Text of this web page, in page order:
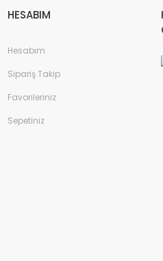
HESABIM
Hesabım
Sipariş Takip
Favorileriniz
Sepetiniz